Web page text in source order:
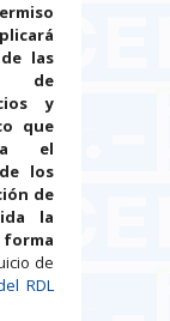
las
de
y
que
el
los
de
la
de
RDL